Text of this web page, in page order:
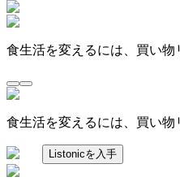
食生活を変えるには、買い物
食生活を変えるには、買い物
Listonicを入手